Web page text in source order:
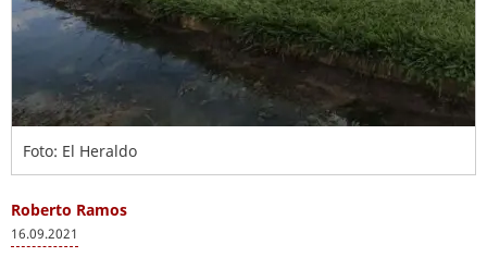
Foto: El Heraldo
Roberto Ramos
16.09.2021